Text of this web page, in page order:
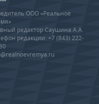
ООО «Реальное
редактор Саушина А.А.
редакции: +7 (843) 222-